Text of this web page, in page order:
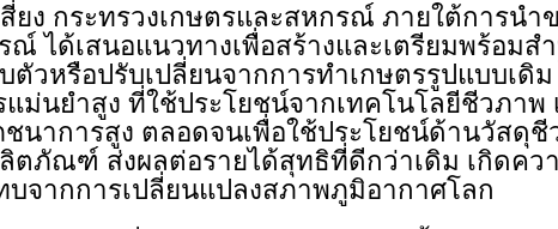
ยง กระทรวงเกษตรและสหกรณ์ ภายใต้การนำ
ได้เสนอแนวทางเพื่อสร้างและเตรียมพร้อม
วหรือปรับเปลี่ยนจากการทำเกษตรรูปแบบเดิม
ม่นยำสูง ที่ใช้ประโยชน์จากเทคโนโลยีชีวภาพ
นาการสูง ตลอดจนเพื่อใช้ประโยชน์ด้านวัสดุ
ตภัณฑ์ ส่งผลต่อรายได้สุทธิที่ดีกว่าเดิม เกิดค
บจากการเปลี่ยนแปลงสภาพภูมิอากาศโลก